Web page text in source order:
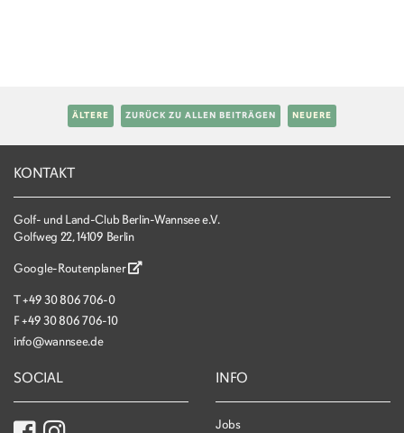
ÄLTERE ZURÜCK ZU ALLEN BEITRÄGEN NEUERE
KONTAKT
Golf- und Land-Club Berlin-Wannsee e.V.
Golfweg 22, 14109 Berlin
Google-Routenplaner
T+49 30 806 706-0
F+49 30 806 706-10
info@wannsee.de
SOCIAL INFO
Jobs